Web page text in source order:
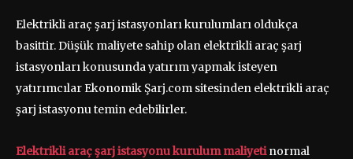
Elektrikli araç şarj istasyonları kurulumları oldukça
basittir. Düşük maliyete sahip olan elektrikli araç şarj
istasyonları konusunda yatırım yapmak isteyen
yatırımcılar Ekonomik Şarj.com sitesinden elektrikli araç
şarj istasyonu temin edebilirler.
Elektrikli araç şarj istasyonu kurulum maliyetinormal